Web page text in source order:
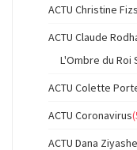
ACTU Christine
ACTU Claude
L'Ombre du Roi
ACTU Colette
ACTU Coronavirus
ACTU Dana